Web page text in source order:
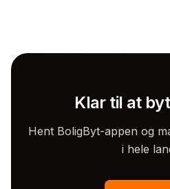
Klar til at
Hent BoligByt-appen og
i hele